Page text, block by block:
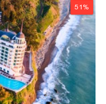
51%